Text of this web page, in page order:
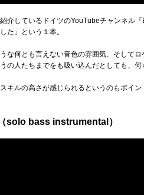
介しているドイツのYouTubeチャンネル
た」という１本。
な何とも言えない音色の雰囲気、そして
の人たちまでをも吸い込んだとしても、何
キルの高さが感じられるというのもポイ
solo bass instrumental）